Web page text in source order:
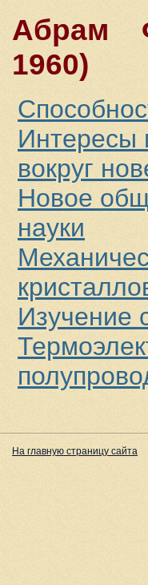
Абрам
1960)
Интересы
вокруг
Новое
науки
Изучение
На главную страницу сайта